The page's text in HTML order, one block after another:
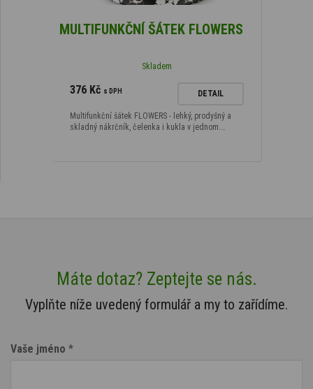
MULTIFUNKČNÍ ŠÁTEK FLOWERS
Skladem
376 Kč s DPH DETAIL
Multifunkční šátek FLOWERS - lehký, prodyšný a
skladný nákrčník, čelenka i kukla v jednom.…
Máte dotaz? Zeptejte se nás.
Vyplňte níže uvedený formulář a my to zařídíme.
Vaše jméno *